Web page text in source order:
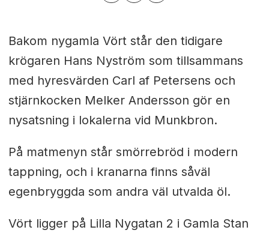
Bakom nygamla Vört står den tidigare
krögaren Hans Nyström som tillsammans
med hyresvärden Carl af Petersens och
stjärnkocken Melker Andersson gör en
nysatsning i lokalerna vid Munkbron.
På matmenyn står smörrebröd i modern
tappning, och i kranarna finns såväl
egenbryggda som andra väl utvalda öl.
Vört ligger på Lilla Nygatan 2 i Gamla Stan